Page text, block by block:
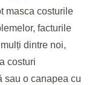
masca costurile
facturile
dintre noi,
costuri
sau o canapea cu